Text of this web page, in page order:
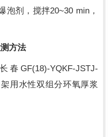
泡剂，搅拌20~30 min，
方法
春 GF(18)-YQKF-JSTJ-
用水性双组分环氧厚浆